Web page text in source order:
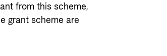
from this scheme,
grant scheme are